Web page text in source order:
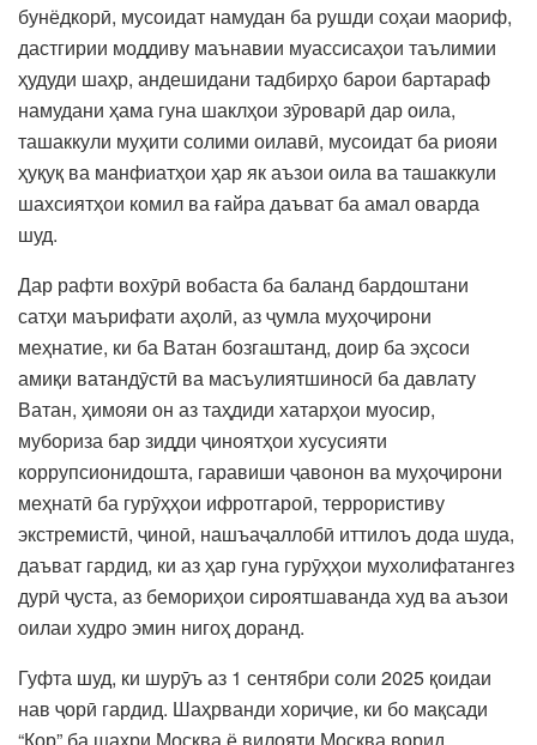
бунёдкорӣ, мусоидат намудан ба рушди соҳаи маориф,
дастгирии моддиву маънавии муассисаҳои таълимии
ҳудуди шаҳр, андешидани тадбирҳо барои бартараф
намудани ҳама гуна шаклҳои зӯроварӣ дар оила,
ташаккули муҳити солими оилавӣ, мусоидат ба риояи
ҳуқуқ ва манфиатҳои ҳар як аъзои оила ва ташаккули
шахсиятҳои комил ва ғайра даъват ба амал оварда
шуд.
Дар рафти вохӯрӣ вобаста ба баланд бардоштани
сатҳи маърифати аҳолӣ, аз ҷумла муҳоҷирони
меҳнатие, ки ба Ватан бозгаштанд, доир ба эҳсоси
амиқи ватандӯстӣ ва масъулиятшиносӣ ба давлату
Ватан, ҳимояи он аз таҳдиди хатарҳои муосир,
мубориза бар зидди ҷиноятҳои хусусияти
коррупсионидошта, гаравиши ҷавонон ва муҳоҷирони
меҳнатӣ ба гурӯҳҳои ифротгароӣ, террористиву
экстремистӣ, ҷиноӣ, нашъаҷаллобӣ иттилоъ дода шуда,
даъват гардид, ки аз ҳар гуна гурӯҳҳои мухолифатангез
дурӣ ҷуста, аз бемориҳои сироятшаванда худ ва аъзои
оилаи худро эмин нигоҳ доранд.
Гуфта шуд, ки шурӯъ аз 1 сентябри соли 2025 қоидаи
нав ҷорӣ гардид. Шаҳрванди хориҷие, ки бо мақсади
“Кор” ба шаҳри Москва ё вилояти Москва ворид